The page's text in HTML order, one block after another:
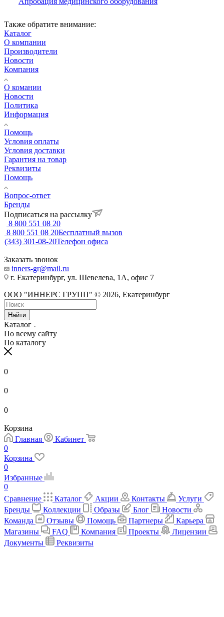
Также обратите внимание:
Каталог
О компании
Производители
Новости
Компания
О комании
Новости
Политика
Информация
Помощь
Условия оплаты
Условия доставки
Гарантия на товар
Реквизиты
Помощь
Вопрос-ответ
Бренды
Подписаться на рассылку
8 800 551 08 20
8 800 551 08 20Бесплатный вызов
(343) 301-08-20Телефон офиса
Заказать звонок
inners-gr@mail.ru
г. Екатеринбург, ул. Шевелева, 1А, офис 7
ООО "ИННЕРС ГРУПП" © 2026, Екатеринбург
Найти
Каталог
По всему сайту
По каталогу
0
0
0
Корзина
Главная
Кабинет
0
Корзина
0
Избранные
0
Сравнение
Каталог Акции Контакты
Услуги
Бренды
Коллекции Образы Блог
Новости
Команда
Отзывы Помощь Партнеры
Карьера
Магазины
FAQ Компания Проекты
Лицензии
Документы
Реквизиты